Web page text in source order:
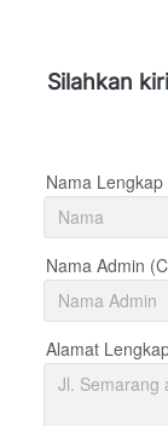
Silahkan
Nama Lengkap
Nama Admin
Alamat